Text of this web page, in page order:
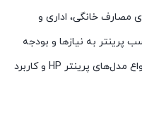
مصارف خانگی، اداری و
پرینتر به نیازها و بودجه
شما بستگی دارد. در ادامه به بررسی انواع مدل‌های پرینتر HP و کاربرد